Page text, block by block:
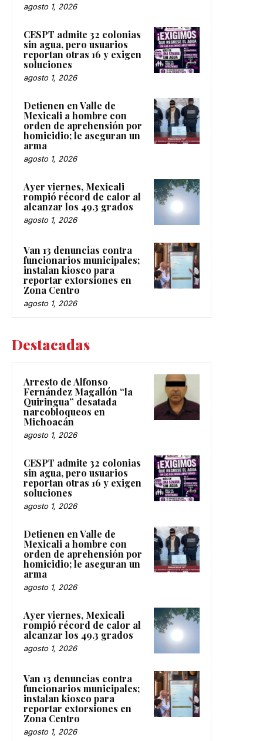
agosto 1, 2026
CESPT admite 32 colonias
sin agua, pero usuarios
reportan otras 16 y exigen
soluciones
agosto 1, 2026
Detienen en Valle de
Mexicali a hombre con
orden de aprehensión por
homicidio; le aseguran un
arma
agosto 1, 2026
Ayer viernes, Mexicali
rompió récord de calor al
alcanzar los 49.3 grados
agosto 1, 2026
Van 13 denuncias contra
funcionarios municipales;
instalan kiosco para
reportar extorsiones en
Zona Centro
agosto 1, 2026
Destacadas
Arresto de Alfonso
Fernández Magallón “la
Quiringua” desatada
narcobloqueos en
Michoacán
agosto 1, 2026
CESPT admite 32 colonias
sin agua, pero usuarios
reportan otras 16 y exigen
soluciones
agosto 1, 2026
Detienen en Valle de
Mexicali a hombre con
orden de aprehensión por
homicidio; le aseguran un
arma
agosto 1, 2026
Ayer viernes, Mexicali
rompió récord de calor al
alcanzar los 49.3 grados
agosto 1, 2026
Van 13 denuncias contra
funcionarios municipales;
instalan kiosco para
reportar extorsiones en
Zona Centro
agosto 1, 2026